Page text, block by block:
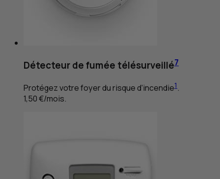
Détecteur de fumée télésurveillé7
Protégez votre foyer du risque d’incendie1.
1,50 €/mois.